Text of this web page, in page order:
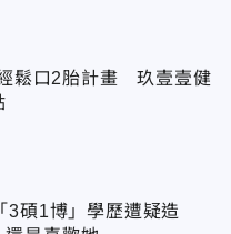
鬆口2胎計畫 玖壹壹健
3碩1博」學歷遭疑造